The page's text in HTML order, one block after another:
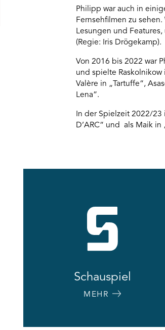
Philipp war auch in
Fernsehfilmen zu
Lesungen und
(Regie: Iris Drögekamp).
Von 2016 bis 2022 war
und spielte Raskolnikow
Valère in „Tartuffe“,
Lena”.
In der Spielzeit 2022/23
D’ARC“ und als Maik in
Schauspiel
MEHR